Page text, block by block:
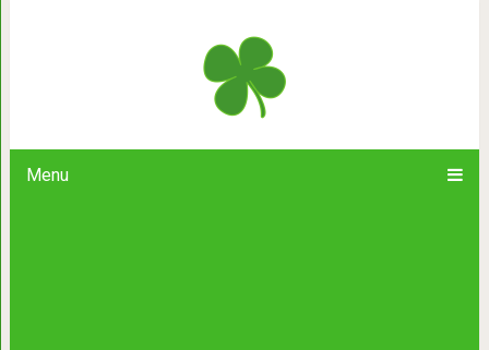
Menu
Сдала дочь в